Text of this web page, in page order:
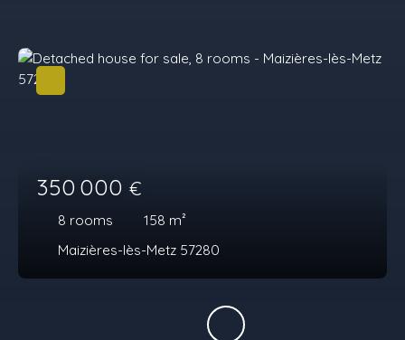
350 000 €
8 rooms 158 m²
Maizières-lès-Metz 57280